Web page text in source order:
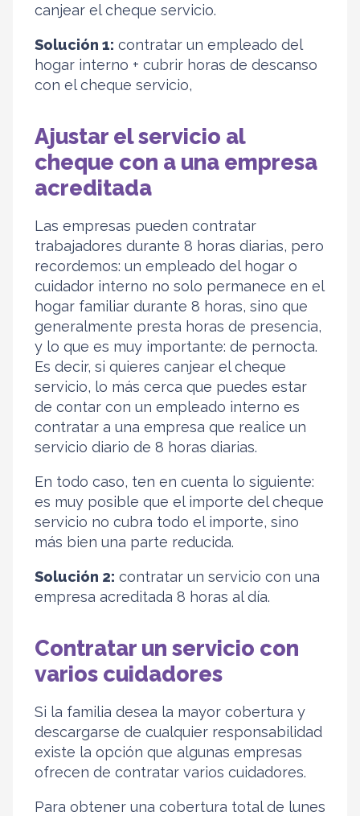
canjear el cheque servicio.
Solución 1: contratar un empleado del
hogar interno + cubrir horas de descanso
con el cheque servicio,
Ajustar el servicio al
cheque con a una empresa
acreditada
Las empresas pueden contratar
trabajadores durante 8 horas diarias, pero
recordemos: un empleado del hogar o
cuidador interno no solo permanece en el
hogar familiar durante 8 horas, sino que
generalmente presta horas de presencia,
y lo que es muy importante: de pernocta.
Es decir, si quieres canjear el cheque
servicio, lo más cerca que puedes estar
de contar con un empleado interno es
contratar a una empresa que realice un
servicio diario de 8 horas diarias.
En todo caso, ten en cuenta lo siguiente:
es muy posible que el importe del cheque
servicio no cubra todo el importe, sino
más bien una parte reducida.
Solución 2: contratar un servicio con una
empresa acreditada 8 horas al día.
Contratar un servicio con
varios cuidadores
Si la familia desea la mayor cobertura y
descargarse de cualquier responsabilidad
existe la opción que algunas empresas
ofrecen de contratar varios cuidadores.
Para obtener una cobertura total de lunes